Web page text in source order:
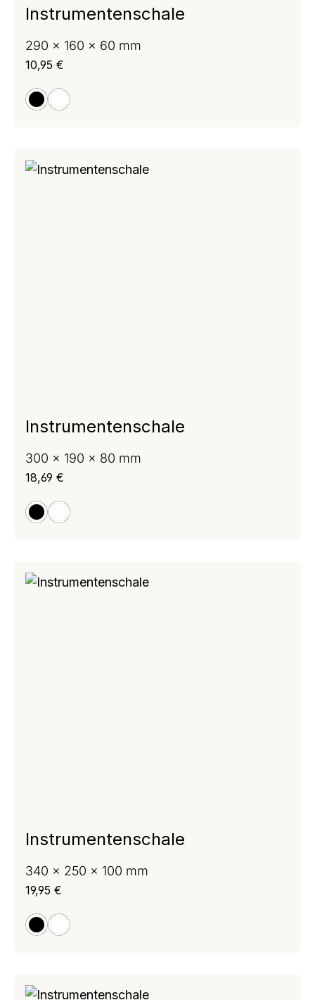
Instrumentenschale
290 x 160 x 60 mm
schwarz
weiß
Regulärer Preis:
10,95 €
Instrumentenschale
300 x 190 x 80 mm
schwarz
weiß
Regulärer Preis:
18,69 €
Instrumentenschale
340 x 250 x 100 mm
schwarz
weiß
Regulärer Preis:
19,95 €